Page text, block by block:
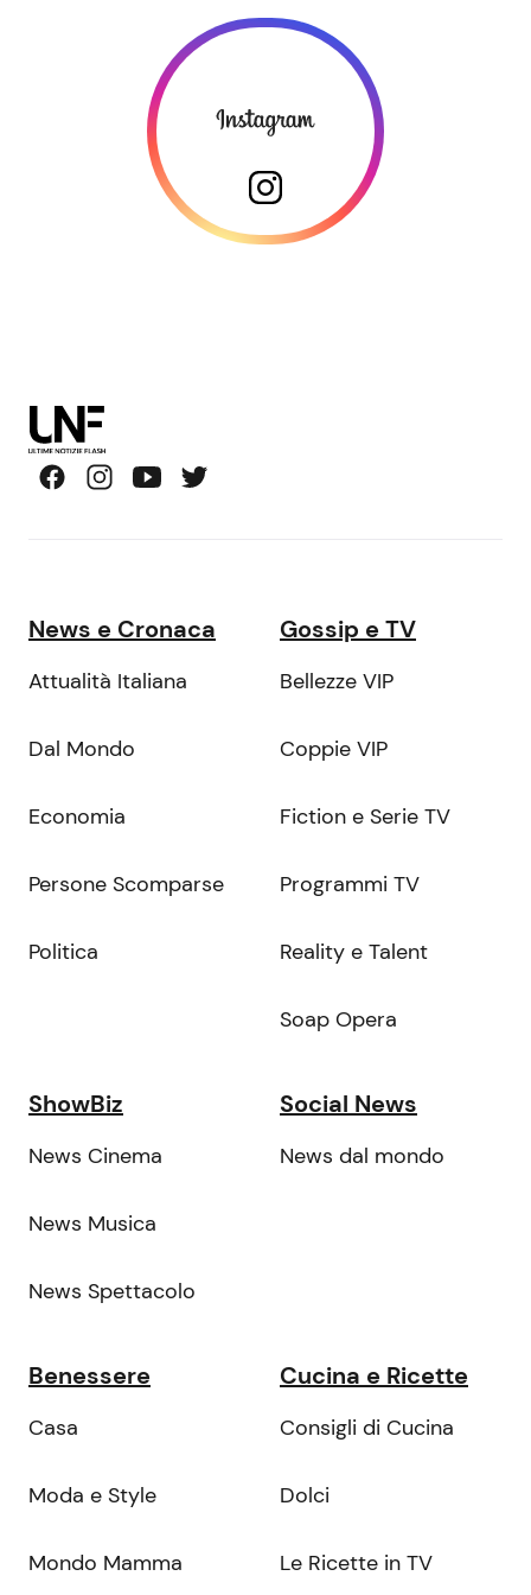
News e Cronaca
Attualità Italiana
Dal Mondo
Economia
Persone Scomparse
Politica
Gossip e TV
Bellezze VIP
Coppie VIP
Fiction e Serie TV
Programmi TV
Reality e Talent
Soap Opera
ShowBiz
News Cinema
News Musica
News Spettacolo
Social News
News dal mondo
Benessere
Casa
Moda e Style
Mondo Mamma
Cucina e Ricette
Consigli di Cucina
Dolci
Le Ricette in TV